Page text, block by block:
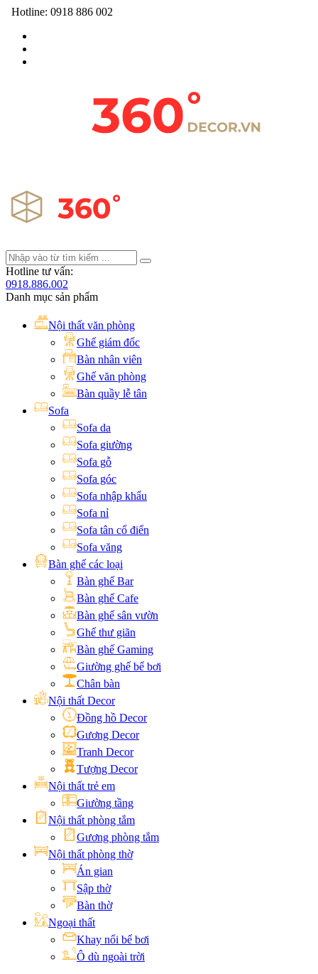
Hotline: 0918 886 002
Hotline tư vấn:
0918.886.002
Danh mục sản phẩm
Nội thất văn phòng
Ghế giám đốc
Bàn nhân viên
Ghế văn phòng
Bàn quầy lễ tân
Sofa
Sofa da
Sofa giường
Sofa gỗ
Sofa góc
Sofa nhập khẩu
Sofa nỉ
Sofa tân cổ điển
Sofa văng
Bàn ghế các loại
Bàn ghế Bar
Bàn ghế Cafe
Bàn ghế sân vườn
Ghế thư giãn
Bàn ghế Gaming
Giường ghế bể bơi
Chân bàn
Nội thất Decor
Đồng hồ Decor
Gương Decor
Tranh Decor
Tượng Decor
Nội thất trẻ em
Giường tầng
Nội thất phòng tắm
Gương phòng tắm
Nội thất phòng thờ
Án gian
Sập thờ
Bàn thờ
Ngoại thất
Khay nổi bể bơi
Ô dù ngoài trời